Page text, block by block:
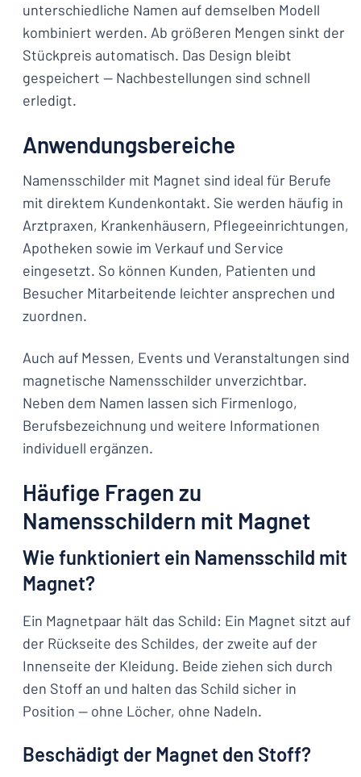
unterschiedliche Namen auf demselben Modell
kombiniert werden. Ab größeren Mengen sinkt der
Stückpreis automatisch. Das Design bleibt
gespeichert — Nachbestellungen sind schnell
erledigt.
Anwendungsbereiche
Namensschilder mit Magnet sind ideal für Berufe
mit direktem Kundenkontakt. Sie werden häufig in
Arztpraxen, Krankenhäusern, Pflegeeinrichtungen,
Apotheken sowie im Verkauf und Service
eingesetzt. So können Kunden, Patienten und
Besucher Mitarbeitende leichter ansprechen und
zuordnen.
Auch auf Messen, Events und Veranstaltungen sind
magnetische Namensschilder unverzichtbar.
Neben dem Namen lassen sich Firmenlogo,
Berufsbezeichnung und weitere Informationen
individuell ergänzen.
Häufige Fragen zu
Namensschildern mit Magnet
Wie funktioniert ein Namensschild mit
Magnet?
Ein Magnetpaar hält das Schild: Ein Magnet sitzt auf
der Rückseite des Schildes, der zweite auf der
Innenseite der Kleidung. Beide ziehen sich durch
den Stoff an und halten das Schild sicher in
Position — ohne Löcher, ohne Nadeln.
Beschädigt der Magnet den Stoff?